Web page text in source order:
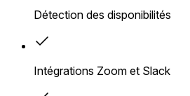
Détection des disponibilités
Intégrations Zoom et Slack